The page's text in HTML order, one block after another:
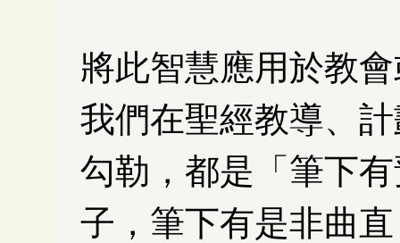
將此智慧應用於教
我們在聖經教導、
勾勒，都是「筆下
子，筆下有是非曲